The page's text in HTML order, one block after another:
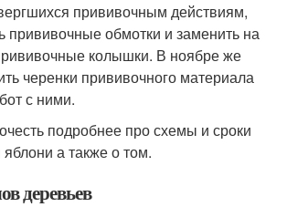
прививочным действиям,
прививочные обмотки и заменить на
колышки. В ноябре же
черенки прививочного материала
с ними.
подробнее про схемы и сроки
а также о том.
деревьев